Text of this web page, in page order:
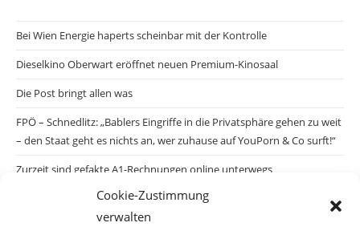
Cookie-Zustimmung
verwalten
Bei Wien Energie haperts scheinbar mit der Kontrolle
Dieselkino Oberwart eröffnet neuen Premium-Kinosaal
Die Post bringt allen was
FPÖ – Schnedlitz: „Bablers Eingriffe in die Privatsphäre gehen zu weit
– den Staat geht es nichts an, wer zuhause auf YouPorn & Co surft!“
Zurzeit sind gefakte A1-Rechnungen online unterwegs
Salzburgs Juden und ihre Sicherheit: „Erst nach einem Anschlag wäre
die Gefahr endlich konkret!“